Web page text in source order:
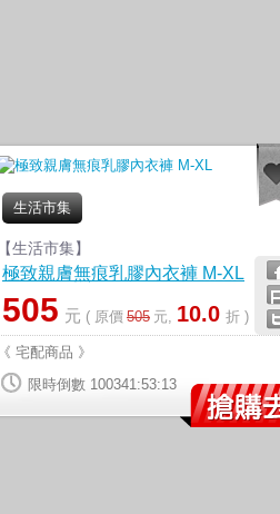
生活市集
【生活市集】
極致親膚無痕乳膠內衣褲 M-XL
505 元 ( 原價 505 元, 10.0 折 )
《 宅配商品 》
限時倒數 100341:53:12